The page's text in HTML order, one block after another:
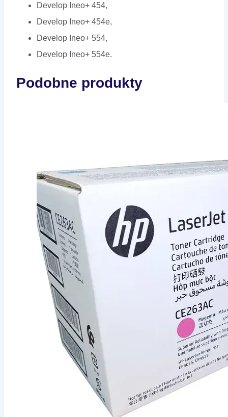
Develop Ineo+ 454,
Develop Ineo+ 454e,
Develop Ineo+ 554,
Develop Ineo+ 554e.
Podobne produkty